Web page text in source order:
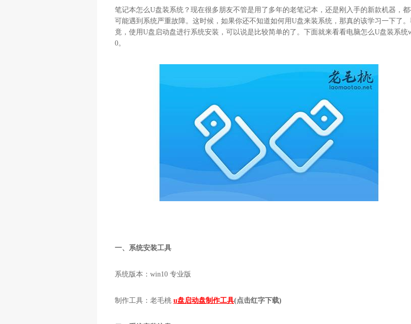
笔记本怎么U盘装系统？现在很多朋友不管是用了多年的老笔记本，还是刚入手的新款机器，
可能遇到系统严重故障。这时候，如果你还不知道如何用U盘来装系统，那真的该学习一下了
竟，使用U盘启动盘进行系统安装，可以说是比较简单的了。下面就来看看电脑怎么U盘装系统
0。
一、系统安装工具
系统版本：win10 专业版
制作工具：老毛桃 u盘启动盘制作工具(点击红字下载)